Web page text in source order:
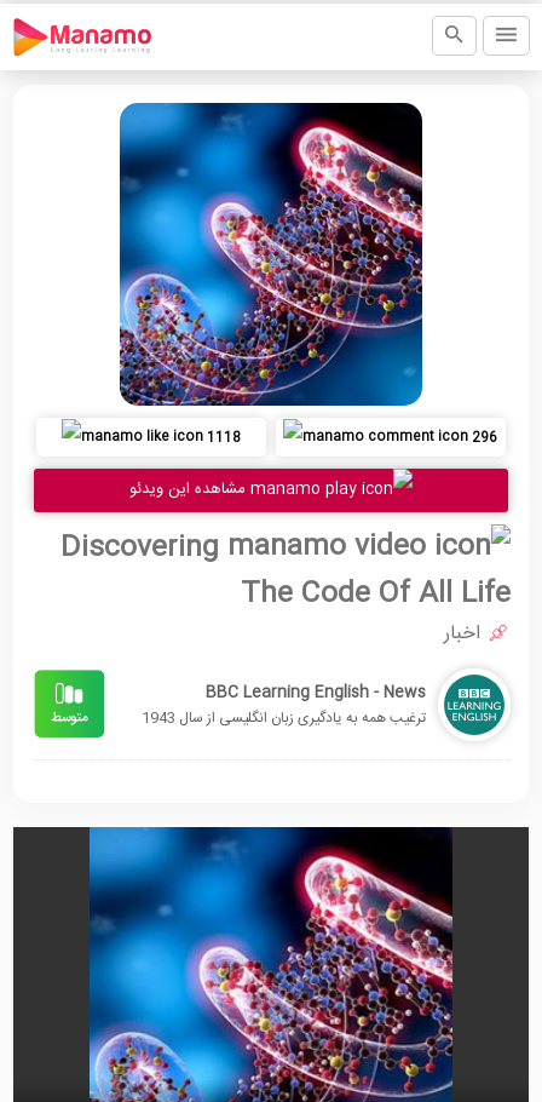
1118 296
مشاهده این ویدئو
Discovering
The Code Of All Life
اخبار
BBC Learning English - News
ترغیب همه به یادگیری زبان انگلیسی از سال 1943